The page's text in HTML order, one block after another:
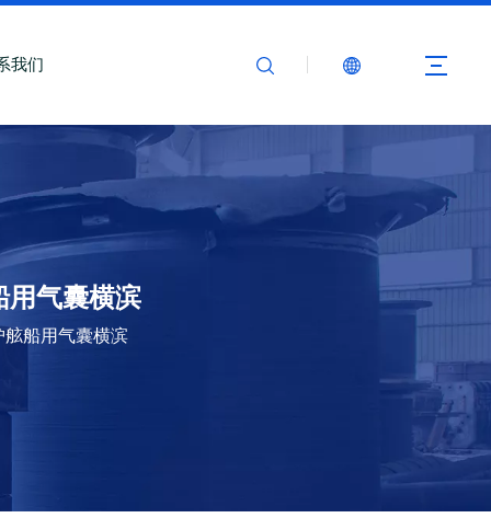
我们
用气囊横滨
船用气囊横滨